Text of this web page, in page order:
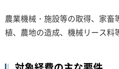
農業機械・施設等の取得、家
植、農地の造成、機械リース料